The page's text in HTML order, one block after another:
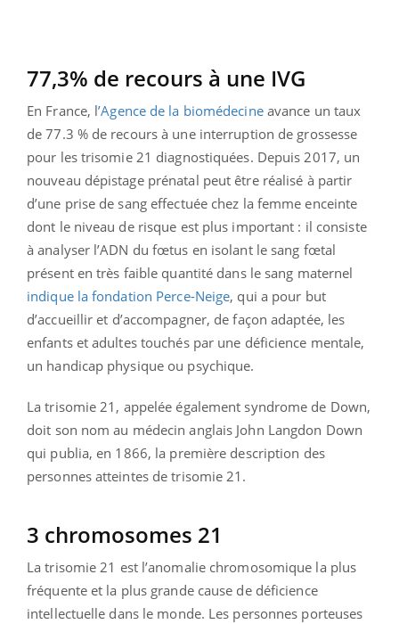
77,3% de recours à une IVG
En France, l’Agence de la biomédecineavance un taux
de 77.3 % de recours à une interruption de grossesse
pour les trisomie 21 diagnostiquées. Depuis 2017, un
nouveau dépistage prénatal peut être réalisé à partir
d’une prise de sang effectuée chez la femme enceinte
dont le niveau de risque est plus important : il consiste
à analyser l’ADN du fœtus en isolant le sang fœtal
présent en très faible quantité dans le sang maternel
indique la fondation Perce-Neige, qui a pour but
d’accueillir et d’accompagner, de façon adaptée, les
enfants et adultes touchés par une déficience mentale,
un handicap physique ou psychique.
La trisomie 21, appelée également syndrome de Down,
doit son nom au médecin anglais John Langdon Down
qui publia, en 1866, la première description des
personnes atteintes de trisomie 21.
3 chromosomes 21
La trisomie 21 est l’anomalie chromosomique la plus
fréquente et la plus grande cause de déficience
intellectuelle dans le monde. Les personnes porteuses